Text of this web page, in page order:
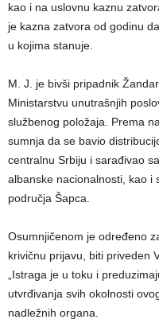
kao i na uslovnu kaznu
je kazna zatvora od godinu
u kojima stanuje.
M. J. je bivši pripadnik
Ministarstvu unutrašnjih
službenog položaja. Prema
sumnja da se bavio
centralnu Srbiju i sarađivao
albanske nacionalnosti, kao i
područja Šapca.
Osumnjičenom je određeno
krivičnu prijavu, biti priveden
„Istraga je u toku i
utvrđivanja svih okolnosti
nadležnih organa.